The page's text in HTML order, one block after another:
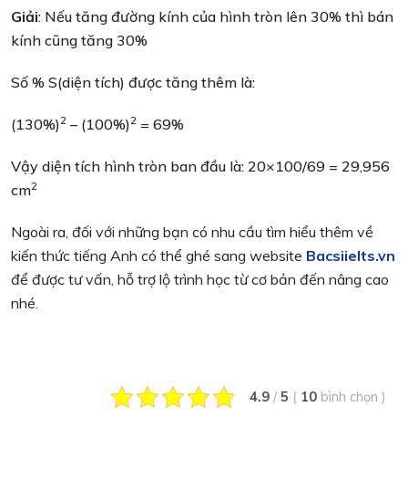
Giải: Nếu tăng đường kính của hình tròn lên 30% thì bán
kính cũng tăng 30%
Số % S(diện tích) được tăng thêm là:
(130%)2 – (100%)2 = 69%
Vậy diện tích hình tròn ban đầu là: 20×100/69 = 29,956
cm2
Ngoài ra, đối với những bạn có nhu cầu tìm hiểu thêm về
kiến thức tiếng Anh có thể ghé sang website Bacsiielts.vn
để được tư vấn, hỗ trợ lộ trình học từ cơ bản đến nâng cao
nhé.
4.9 / 5 ( 10 bình chọn )